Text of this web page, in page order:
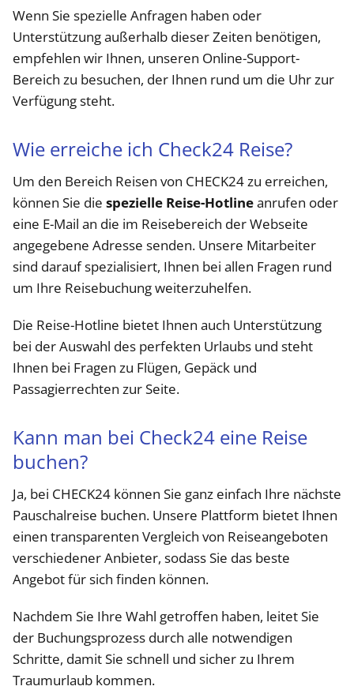
Wenn Sie spezielle Anfragen haben oder
Unterstützung außerhalb dieser Zeiten benötigen,
empfehlen wir Ihnen, unseren Online-Support-
Bereich zu besuchen, der Ihnen rund um die Uhr zur
Verfügung steht.
Wie erreiche ich Check24 Reise?
Um den Bereich Reisen von CHECK24 zu erreichen,
können Sie die spezielle Reise-Hotlineanrufen oder
eine E-Mail an die im Reisebereich der Webseite
angegebene Adresse senden. Unsere Mitarbeiter
sind darauf spezialisiert, Ihnen bei allen Fragen rund
um Ihre Reisebuchung weiterzuhelfen.
Die Reise-Hotline bietet Ihnen auch Unterstützung
bei der Auswahl des perfekten Urlaubs und steht
Ihnen bei Fragen zu Flügen, Gepäck und
Passagierrechten zur Seite.
Kann man bei Check24 eine Reise
buchen?
Ja, bei CHECK24 können Sie ganz einfach Ihre nächste
Pauschalreise buchen. Unsere Plattform bietet Ihnen
einen transparenten Vergleich von Reiseangeboten
verschiedener Anbieter, sodass Sie das beste
Angebot für sich finden können.
Nachdem Sie Ihre Wahl getroffen haben, leitet Sie
der Buchungsprozess durch alle notwendigen
Schritte, damit Sie schnell und sicher zu Ihrem
Traumurlaub kommen.